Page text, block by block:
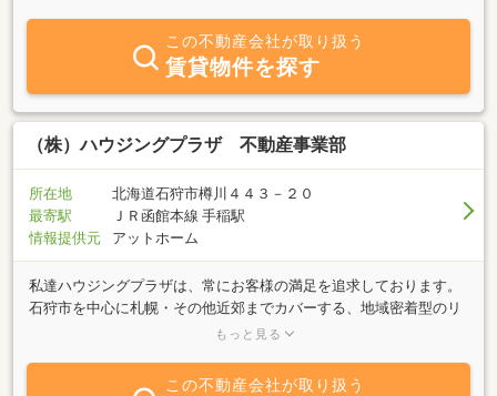
テランの測量士が担当。解体工事や残置物の整理、リフォーム工事
の提案が可。相続の登記手続きは建物内で開業する司法書士が対応
するなど迅速な業務に努めております。不動産の査定や売却にかか
る広告は全て無料。さらに買取業務も迅速対応秘密順守。お気軽に
ご相談ください。
この不動産会社が取り扱う
賃貸物件を探す
（株）ハウジングプラザ 不動産事業部
所在地
北海道石狩市樽川４４３－２０
最寄駅
ＪＲ函館本線 手稲駅
情報提供元
アットホーム
私達ハウジングプラザは、常にお客様の満足を追求しております。
石狩市を中心に札幌・その他近郊までカバーする、地域密着型のリ
フォーム・プロ集団です。リフォームでお悩みの方は、是非「ハウ
ておりますので、売却のご相談もお任せ下さい。
もっと見る
この不動産会社が取り扱う